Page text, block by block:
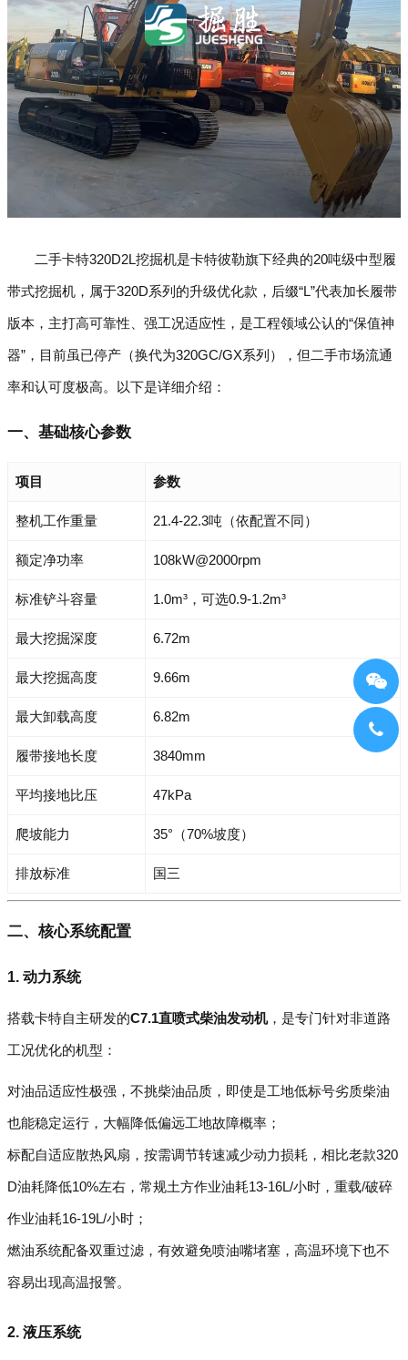
二手卡特320D2L挖掘机是卡特彼勒旗下经典的20吨级中型履
带式挖掘机，属于320D系列的升级优化款，后缀“L”代表加长履带
版本，主打高可靠性、强工况适应性，是工程领域公认的“保值神
器”，目前虽已停产（换代为320GC/GX系列），但二手市场流通
率和认可度极高。以下是详细介绍：
一、基础核心参数
项目 参数
整机工作重量 21.4-22.3吨（依配置不同）
额定净功率 108kW@2000rpm
标准铲斗容量 1.0m³，可选0.9-1.2m³
最大挖掘深度 6.72m
最大挖掘高度 9.66m
最大卸载高度 6.82m
履带接地长度 3840mm
平均接地比压 47kPa
爬坡能力 35°（70%坡度）
排放标准 国三
二、核心系统配置
1. 动力系统
搭载卡特自主研发的C7.1直喷式柴油发动机，是专门针对非道路
工况优化的机型：
对油品适应性极强，不挑柴油品质，即使是工地低标号劣质柴油
也能稳定运行，大幅降低偏远工地故障概率；
标配自适应散热风扇，按需调节转速减少动力损耗，相比老款320
D油耗降低10%左右，常规土方作业油耗13-16L/小时，重载/破碎
作业油耗16-19L/小时；
燃油系统配备双重过滤，有效避免喷油嘴堵塞，高温环境下也不
容易出现高温报警。
2. 液压系统